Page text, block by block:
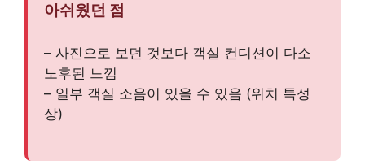
아쉬웠던 점
– 사진으로 보던 것보다 객실 컨디션이 다소
노후된 느낌
– 일부 객실 소음이 있을 수 있음 (위치 특성
상)